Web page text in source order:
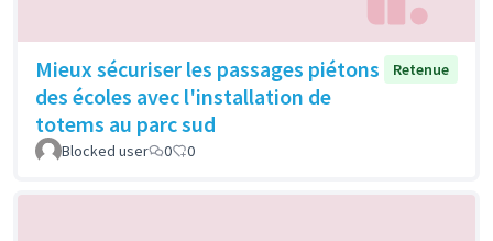
Mieux sécuriser les passages piétons
des écoles avec l'installation de
totems au parc sud
Retenue
Blocked user 0 0